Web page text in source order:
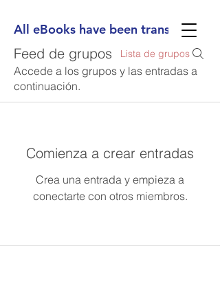
All eBooks have been translated
Feed de grupos Lista de grupos
Accede a los grupos y las entradas a
continuación.
Comienza a crear entradas
Crea una entrada y empieza a
conectarte con otros miembros.